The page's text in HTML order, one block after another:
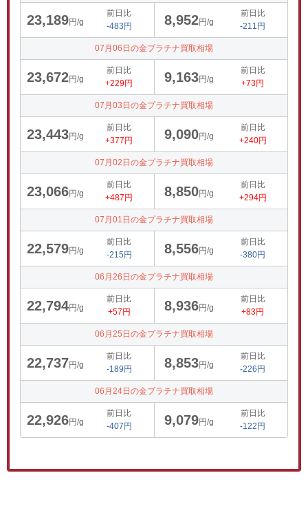
23,189円/g
前日比
-483円
8,952円/g
前日比
-211円
07月06日の金プラチナ買取相場
23,672円/g
前日比
+229円
9,163円/g
前日比
+73円
07月03日の金プラチナ買取相場
23,443円/g
前日比
+377円
9,090円/g
前日比
+240円
07月02日の金プラチナ買取相場
23,066円/g
前日比
+487円
8,850円/g
前日比
+294円
07月01日の金プラチナ買取相場
22,579円/g
前日比
-215円
8,556円/g
前日比
-380円
06月26日の金プラチナ買取相場
22,794円/g
前日比
+57円
8,936円/g
前日比
+83円
06月25日の金プラチナ買取相場
22,737円/g
前日比
-189円
8,853円/g
前日比
-226円
06月24日の金プラチナ買取相場
22,926円/g
前日比
-407円
9,079円/g
前日比
-122円